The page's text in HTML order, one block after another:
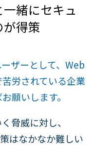
緒にセキュ
が得策
ザーとして、Web
労されている企業
願いします。
脅威に対し、
はなかなか難しい